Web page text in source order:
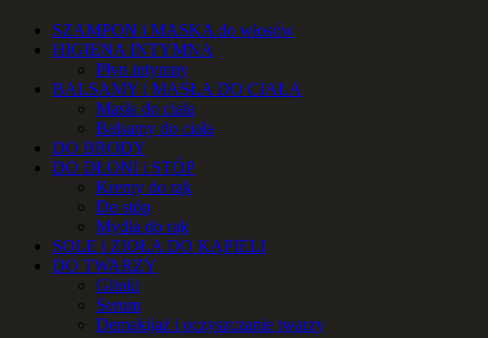
SZAMPON i MASKA do włosów
HIGIENA INTYMNA
Płyn intymny
BALSAMY i MASŁA DO CIAŁA
Masła do ciała
Balsamy do ciała
DO BRODY
DO DŁONI i STÓP
Kremy do rąk
Do stóp
Mydła do rąk
SOLE i ZIOŁA DO KĄPIELI
DO TWARZY
Glinki
Serum
Demakijaż i oczyszczanie twarzy